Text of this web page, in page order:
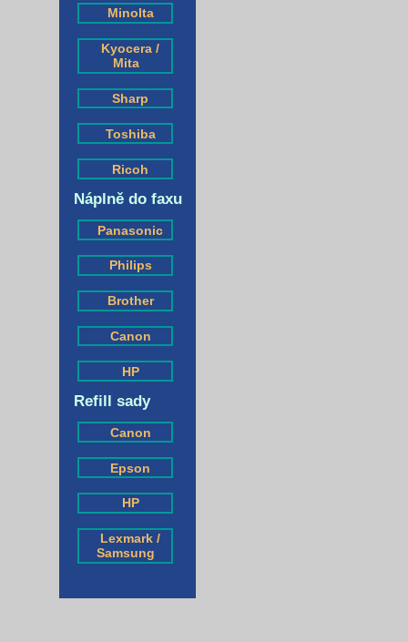
Minolta
Kyocera /
Mita
Sharp
Toshiba
Ricoh
Náplně do faxu
Panasonic
Philips
Brother
Canon
HP
Refill sady
Canon
Epson
HP
Lexmark /
Samsung